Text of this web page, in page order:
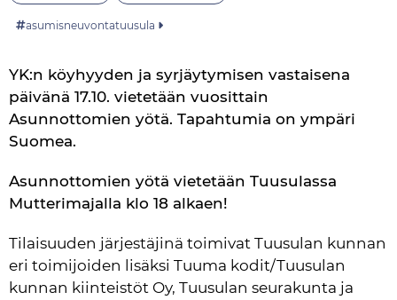
asumisneuvontatuusula
YK:n köyhyyden ja syrjäytymisen vastaisena
päivänä 17.10. vietetään vuosittain
Asunnottomien yötä. Tapahtumia on ympäri
Suomea.
Asunnottomien yötä vietetään Tuusulassa
Mutterimajalla klo 18 alkaen!
Tilaisuuden järjestäjinä toimivat Tuusulan kunnan
eri toimijoiden lisäksi Tuuma kodit/Tuusulan
kunnan kiinteistöt Oy, Tuusulan seurakunta ja